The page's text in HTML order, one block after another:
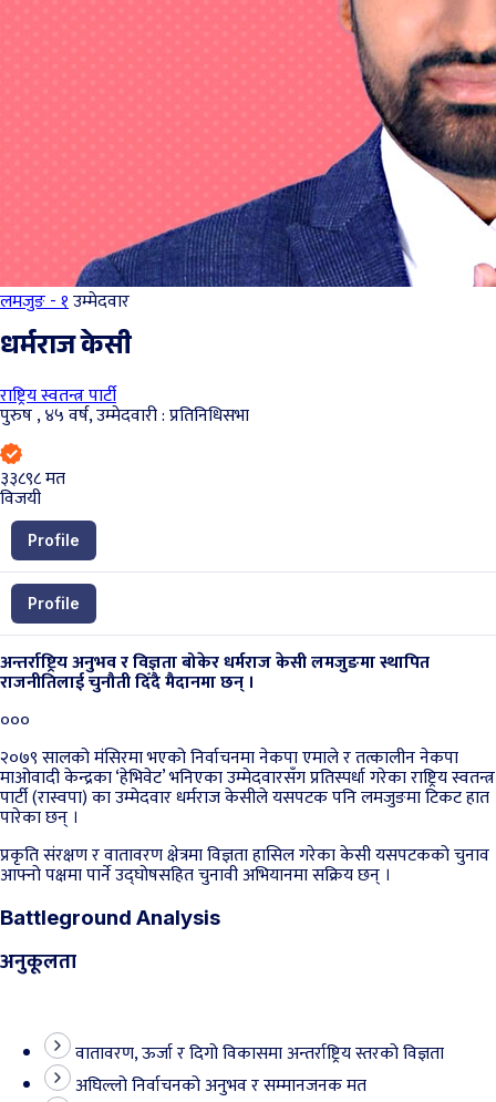
लमजुङ - १उम्मेदवार
धर्मराज केसी
राष्ट्रिय स्वतन्त्र पार्टी
पुरुष , ४५ वर्ष, उम्मेदवारी : प्रतिनिधिसभा
३३८९८मत
विजयी
Profile
Profile
अन्तर्राष्ट्रिय अनुभव र विज्ञता बोकेर धर्मराज केसी लमजुङमा स्थापित
राजनीतिलाई चुनौती दिँदै मैदानमा छन् ।
०००
२०७९ सालको मंसिरमा भएको निर्वाचनमा नेकपा एमाले र तत्कालीन नेकपा
माओवादी केन्द्रका ‘हेभिवेट’ भनिएका उम्मेदवारसँग प्रतिस्पर्धा गरेका राष्ट्रिय स्वतन्त्र
पार्टी (रास्वपा) का उम्मेदवार धर्मराज केसीले यसपटक पनि लमजुङमा टिकट हात
पारेका छन् ।
प्रकृति संरक्षण र वातावरण क्षेत्रमा विज्ञता हासिल गरेका केसी यसपटकको चुनाव
आफ्नो पक्षमा पार्ने उद्घोषसहित चुनावी अभियानमा सक्रिय छन् ।
Battleground Analysis
अनुकूलता
वातावरण, ऊर्जा र दिगो विकासमा अन्तर्राष्ट्रिय स्तरको विज्ञता
अघिल्लो निर्वाचनको अनुभव र सम्मानजनक मत